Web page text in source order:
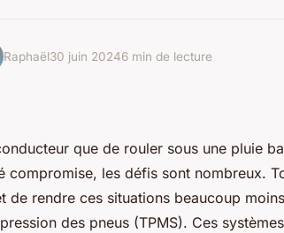
Raphaël30 juin 20246 min de lecture
que de rouler sous une pluie
compromise, les défis sont nombreux.
de rendre ces situations beaucoup
des pneus (TPMS). Ces